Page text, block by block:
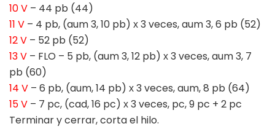
10 V – 44 pb (44)
11 V – 4 pb, (aum 3, 10 pb) х 3 veces, aum 3, 6 pb (52)
12 V – 52 pb (52)
13 V – FLO – 5 pb, (aum 3, 12 pb) х 3 veces, aum 3, 7
pb (60)
14 V – 6 pb, (aum, 14 pb) х 3 veces, aum, 8 pb (64)
15 V – 7 pc, (cad, 16 pc) х 3 veces, pc, 9 pc + 2 pc
Terminar y cerrar, corta el hilo.